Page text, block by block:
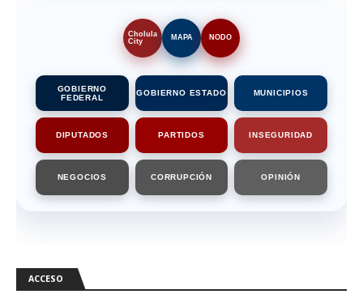
Cholula
City
MAPA NODO
GOBIERNO
FEDERAL
GOBIERNO ESTADO MUNICIPIOS
DIPUTADOS PARTIDOS INSEGURIDAD
NEGOCIOS CORRUPCIÓN OPINIÓN
ACCESO